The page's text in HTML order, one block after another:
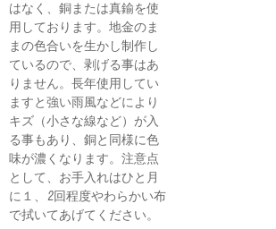
はなく、銅または真鍮を使
用しております。地金のま
まの色合いを生かし制作し
ているので、剥げる事はあ
りません。長年使用してい
ますと強い雨風などにより
キズ（小さな線など）が入
る事もあり、銅と同様に色
味が濃くなります。注意点
として、お手入れはひと月
に１、2回程度やわらかい布
で拭いてあげてください。